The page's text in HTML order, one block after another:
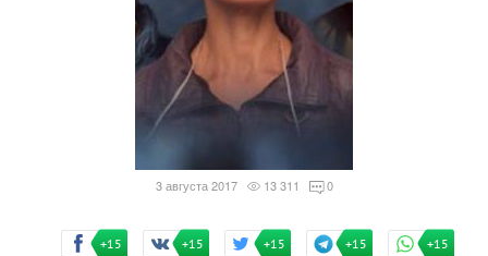
3 августа 2017 13 311 0
+15 +15 +15 +15 +15